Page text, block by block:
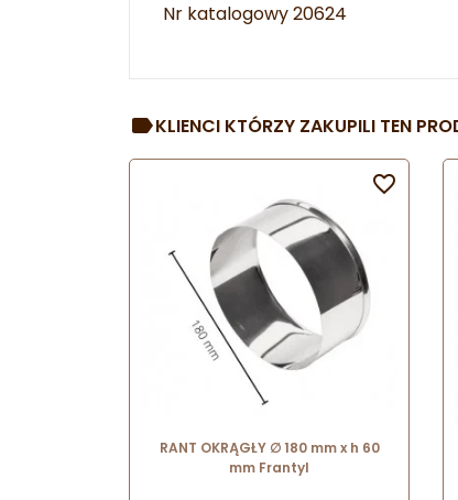
Nr katalogowy 20624
KLIENCI KTÓRZY ZAKUPILI TEN
RANT OKRĄGŁY ∅ 180 mm x h 60
mm Frantyl
